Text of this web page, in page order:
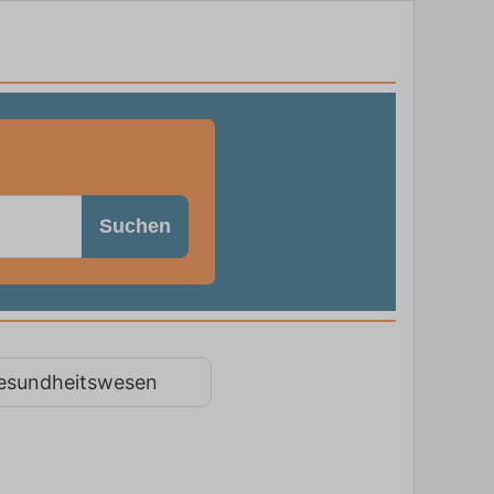
Suchen